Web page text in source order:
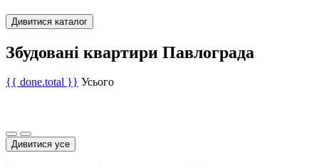
Дивитися каталог
Збудовані квартири Павлограда
{{ done.total }} Усього
Дивитися усе